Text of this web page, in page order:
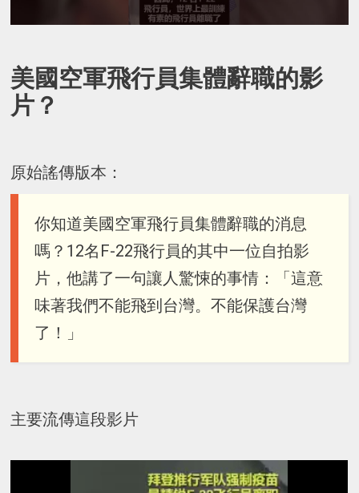
美國空軍飛行員集體辭職的影
片？
原始謠傳版本：
你知道美國空軍飛行員集體辭職的消息
嗎？12名F-22飛行員的其中一位自拍影
片，他講了一句讓人驚悚的事情：「這意
味著我們不能飛到台灣。不能保護台灣
了！」
主要流傳這段影片